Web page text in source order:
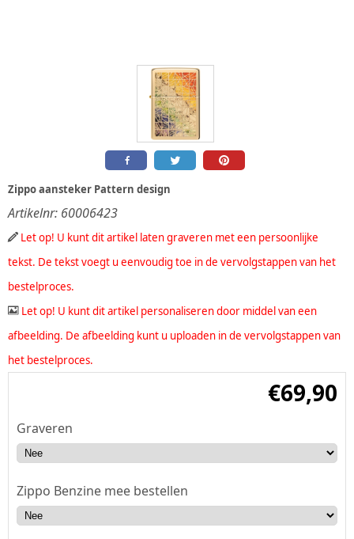
Zippo aansteker Pattern design
Artikelnr: 60006423
Let op! U kunt dit artikel laten graveren met een persoonlijke
tekst. De tekst voegt u eenvoudig toe in de vervolgstappen van het
bestelproces.
Let op! U kunt dit artikel personaliseren door middel van een
afbeelding. De afbeelding kunt u uploaden in de vervolgstappen van
het bestelproces.
€69,90
Graveren
Zippo Benzine mee bestellen